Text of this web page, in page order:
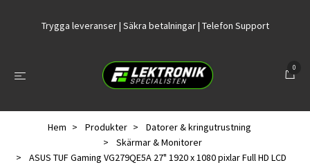
Trygga leveranser | Säkra betalningar | Telefon Support
0
Hem Produkter
Datorer & kringutrustning
Skärmar & Monitorer
ASUS TUF Gaming VG279QE5A 27" 1920 x 1080 pixlar Full HD LCD